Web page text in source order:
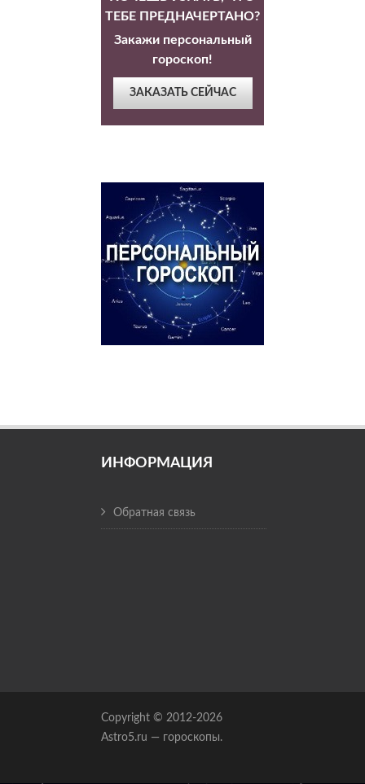
ТЕБЕ ПРЕДНАЧЕРТАНО?
Закажи персональный
гороскоп!
ЗАКАЗАТЬ СЕЙЧАС
ИНФОРМАЦИЯ
Обратная связь
Copyright © 2012-2026
Astro5.ru — гороскопы.